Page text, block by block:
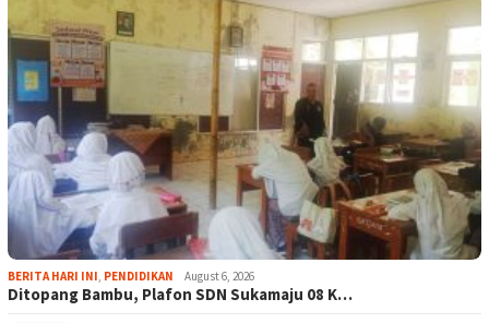
BERITA HARI INI, PENDIDIKAN August 6, 2026
Ditopang Bambu, Plafon SDN Sukamaju 08 K…